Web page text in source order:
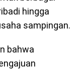
hingga
sampingan.
bahwa